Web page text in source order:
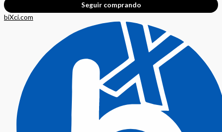
Seguir comprando
biXci.com